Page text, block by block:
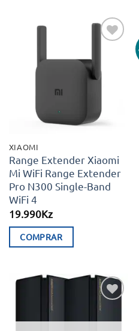
aos meus
desejos
XIAOMI
Range Extender Xiaomi
Mi WiFi Range Extender
Pro N300 Single-Band
WiFi 4
19.990Kz
COMPRAR
Adicionar
aos meus